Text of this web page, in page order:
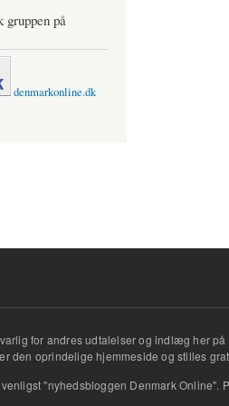
gruppen på
denmarkonline.dk
for andres udtalelser og indlæg her på
den oprindelige hjemmeside og stilles
"nyhedsbloggen Denmark Online".